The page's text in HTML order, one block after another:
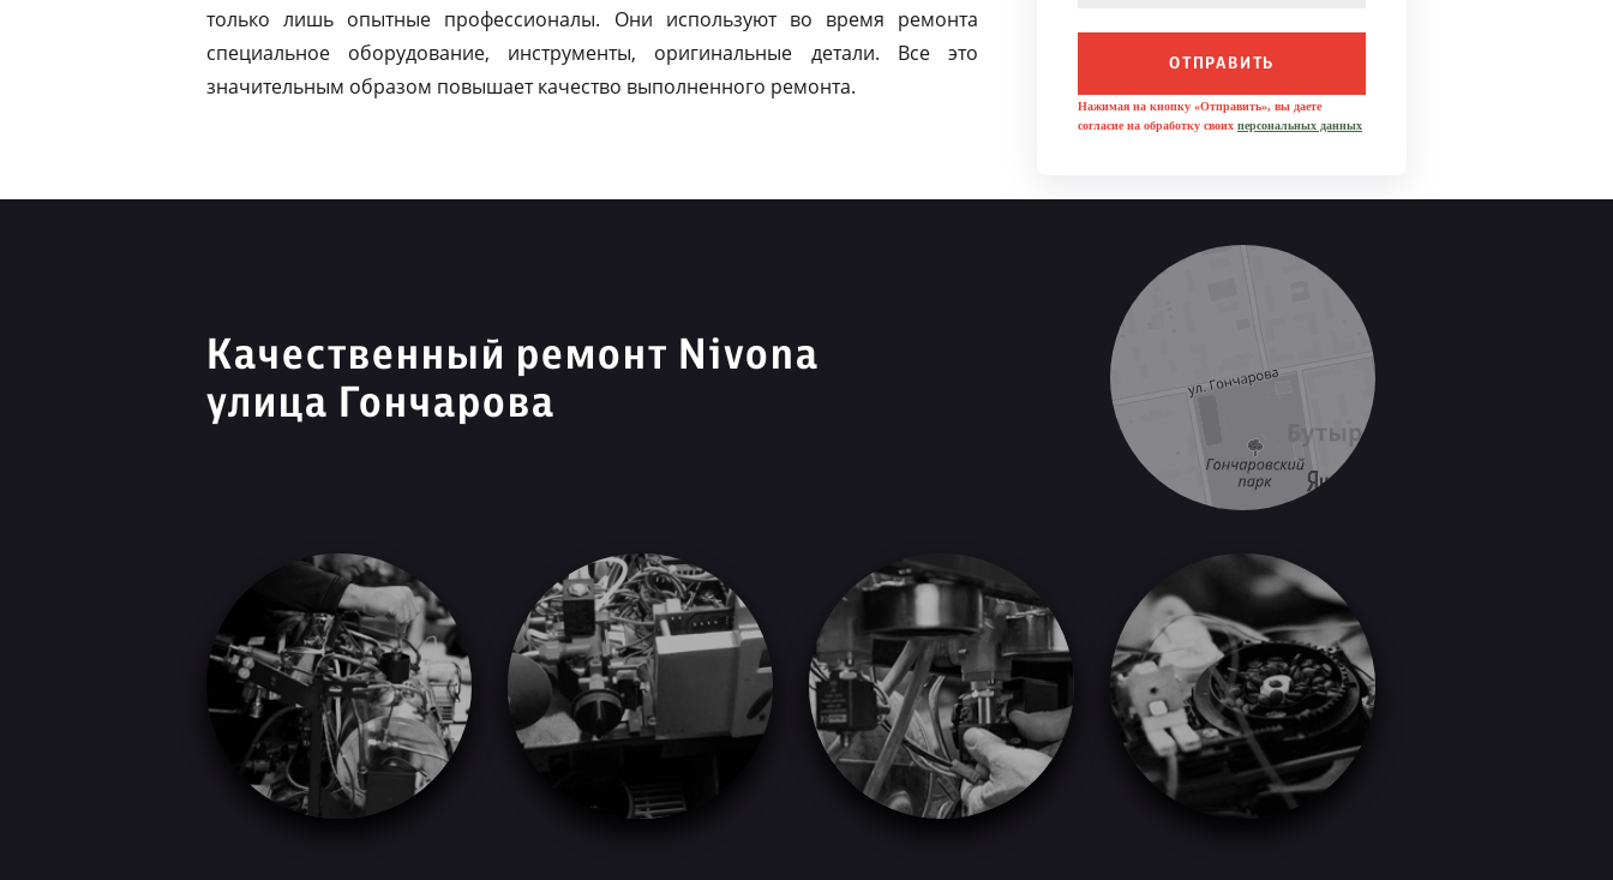
только лишь опытные профессионалы. Они используют во время ремонта
специальное оборудование, инструменты, оригинальные детали. Все это
значительным образом повышает качество выполненного ремонта.
ОТПРАВИТЬ
Нажимая на кнопку «Отправить», вы даете
согласие на обработку своих персональных данных
Качественный ремонт Nivona
улица Гончарова